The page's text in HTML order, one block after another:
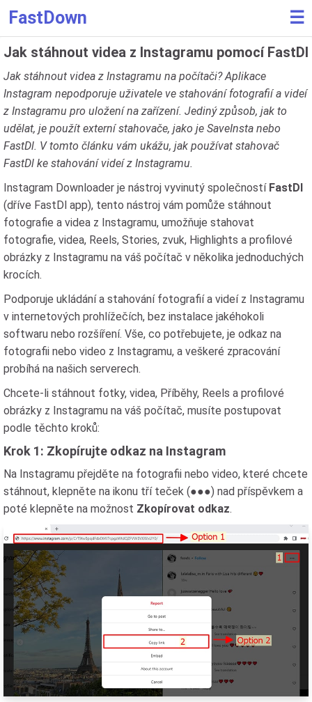
FastDown ☰
Jak stáhnout videa z Instagramu pomocí FastDl
Jak stáhnout videa z Instagramu na počítači? Aplikace
Instagram nepodporuje uživatele ve stahování fotografií a videí
z Instagramu pro uložení na zařízení. Jediný způsob, jak to
udělat, je použít externí stahovače, jako je SaveInsta nebo
FastDl. V tomto článku vám ukážu, jak používat stahovač
FastDl ke stahování videí z Instagramu.
Instagram Downloader je nástroj vyvinutý společností FastDl
(dříve FastDl app), tento nástroj vám pomůže stáhnout
fotografie a videa z Instagramu, umožňuje stahovat
fotografie, videa, Reels, Stories, zvuk, Highlights a profilové
obrázky z Instagramu na váš počítač v několika jednoduchých
krocích.
Podporuje ukládání a stahování fotografií a videí z Instagramu
v internetových prohlížečích, bez instalace jakéhokoli
softwaru nebo rozšíření. Vše, co potřebujete, je odkaz na
fotografii nebo video z Instagramu, a veškeré zpracování
probíhá na našich serverech.
Chcete-li stáhnout fotky, videa, Příběhy, Reels a profilové
obrázky z Instagramu na váš počítač, musíte postupovat
podle těchto kroků:
Krok 1: Zkopírujte odkaz na Instagram
Na Instagramu přejděte na fotografii nebo video, které chcete
stáhnout, klepněte na ikonu tří teček (●●●) nad příspěvkem a
poté klepněte na možnost Zkopírovat odkaz.